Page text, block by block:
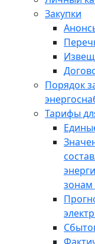
Закупки
Порядок
Тарифы